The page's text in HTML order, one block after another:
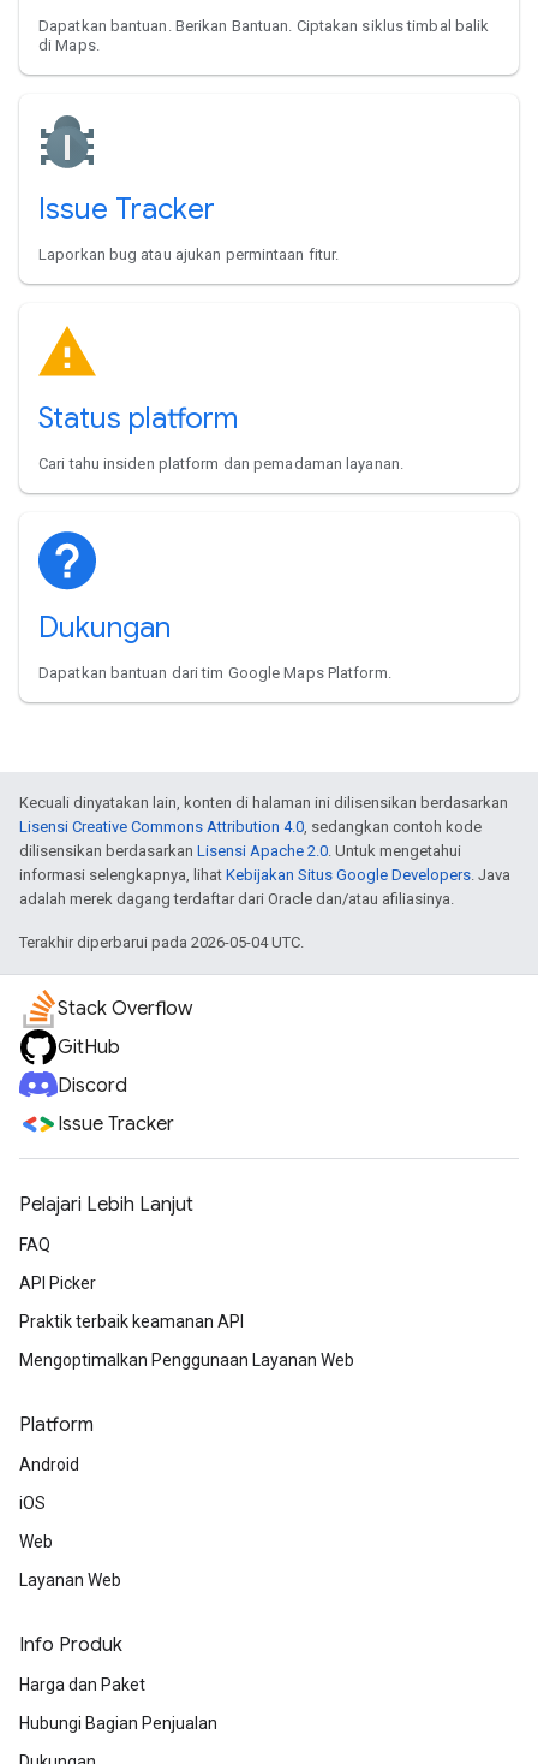
Dapatkan bantuan. Berikan Bantuan. Ciptakan siklus timbal balik
di Maps.
Issue Tracker
Laporkan bug atau ajukan permintaan fitur.
Status platform
Cari tahu insiden platform dan pemadaman layanan.
Dukungan
Dapatkan bantuan dari tim Google Maps Platform.
Kecuali dinyatakan lain, konten di halaman ini dilisensikan berdasarkan
Lisensi Creative Commons Attribution 4.0, sedangkan contoh kode
dilisensikan berdasarkan Lisensi Apache 2.0. Untuk mengetahui
informasi selengkapnya, lihat Kebijakan Situs Google Developers. Java
adalah merek dagang terdaftar dari Oracle dan/atau afiliasinya.
Terakhir diperbarui pada 2026-05-04 UTC.
Stack Overflow
GitHub
Discord
Issue Tracker
Pelajari Lebih Lanjut
FAQ
API Picker
Praktik terbaik keamanan API
Mengoptimalkan Penggunaan Layanan Web
Platform
Android
iOS
Web
Layanan Web
Info Produk
Harga dan Paket
Hubungi Bagian Penjualan